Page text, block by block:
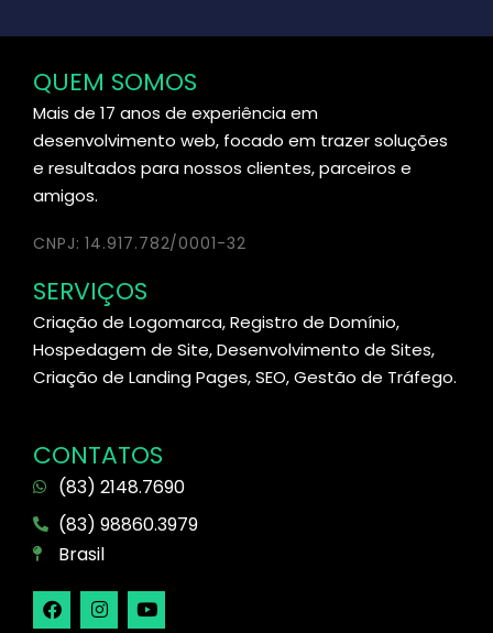
QUEM SOMOS
Mais de 17 anos de experiência em
desenvolvimento web, focado em trazer soluções
e resultados para nossos clientes, parceiros e
amigos.
CNPJ: 14.917.782/0001-32
SERVIÇOS
Criação de Logomarca, Registro de Domínio,
Hospedagem de Site, Desenvolvimento de Sites,
Criação de Landing Pages, SEO, Gestão de Tráfego.
CONTATOS
(83) 2148.7690
(83) 98860.3979
Brasil